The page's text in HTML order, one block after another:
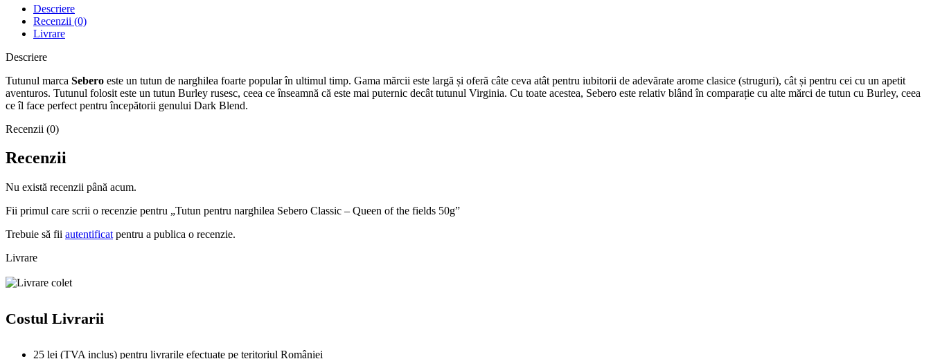
Descriere
Recenzii (0)
Livrare
Descriere
Tutunul marca Sebero este un tutun de narghilea foarte popular în ultimul timp. Gama mărcii este largă și oferă câte ceva atât pentru iubitorii de adevărate arome clasice (struguri), cât și pentru cei cu un apetit
aventuros. Tutunul folosit este un tutun Burley rusesc, ceea ce înseamnă că este mai puternic decât tutunul Virginia. Cu toate acestea, Sebero este relativ blând în comparație cu alte mărci de tutun cu Burley, ceea
ce îl face perfect pentru începătorii genului Dark Blend.
Recenzii (0)
Recenzii
Nu există recenzii până acum.
Fii primul care scrii o recenzie pentru „Tutun pentru narghilea Sebero Classic – Queen of the fields 50g”
Trebuie să fii autentificat pentru a publica o recenzie.
Livrare
Costul Livrarii
25 lei (TVA inclus) pentru livrarile efectuate pe teritoriul României